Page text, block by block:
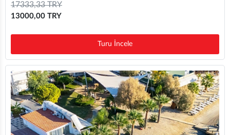
17333,33 TRY
13000,00 TRY
Turu İncele